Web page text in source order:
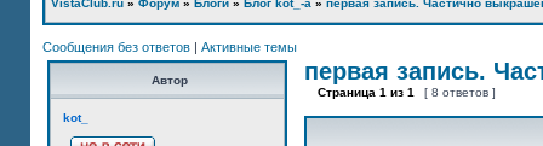
VistaClub.ru » Форум » Блоги » Блог kot_-а » первая запись. Частично
Сообщения без ответов | Активные темы
Автор
kot_
первая запись.
Страница 1 из 1 [ 8 ответов ]